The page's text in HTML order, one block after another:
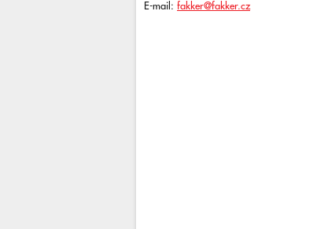
E-mail: fakker@fakker.cz